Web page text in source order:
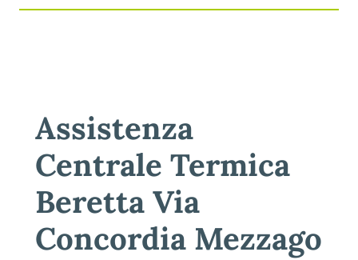
Assistenza
Centrale Termica
Beretta Via
Concordia Mezzago